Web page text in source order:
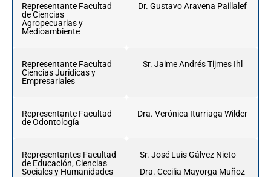
Representante Facultad
de Ciencias
Agropecuarias y
Medioambiente
Dr. Gustavo Aravena Paillalef
Representante Facultad
Ciencias Jurídicas y
Empresariales
Sr. Jaime Andrés Tijmes Ihl
Representante Facultad
de Odontología
Dra. Verónica Iturriaga Wilder
Representantes Facultad
de Educación, Ciencias
Sociales y Humanidades
Sr. José Luis Gálvez Nieto
Dra. Cecilia Mayorga Muñoz